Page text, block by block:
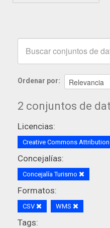
Ordenar por
2 conjuntos de
Licencias:
Creative Commons Attribution
Concejalías:
Concejalía Turismo
Formatos:
CSV WMS
Tags: